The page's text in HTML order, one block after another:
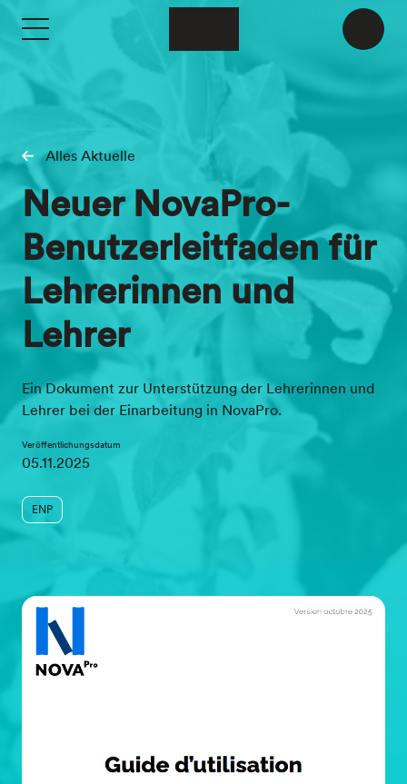
Alles Aktuelle
Neuer NovaPro-
Benutzerleitfaden für
Lehrerinnen und
Lehrer
Ein Dokument zur Unterstützung der Lehrerinnen und
Lehrer bei der Einarbeitung in NovaPro.
Veröffentlichungsdatum
05.11.2025
ENP